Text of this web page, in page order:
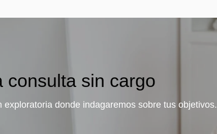
consulta sin cargo
exploratoria donde indagaremos sobre tus objetivos.